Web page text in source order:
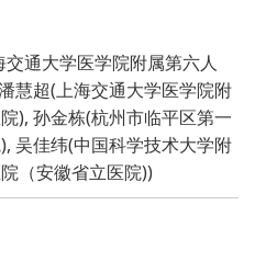
交通大学医学院附属第六人
慧超(上海交通大学医学院附
), 孙金栋(杭州市临平区第一
吴佳纬(中国科学技术大学附
（安徽省立医院))